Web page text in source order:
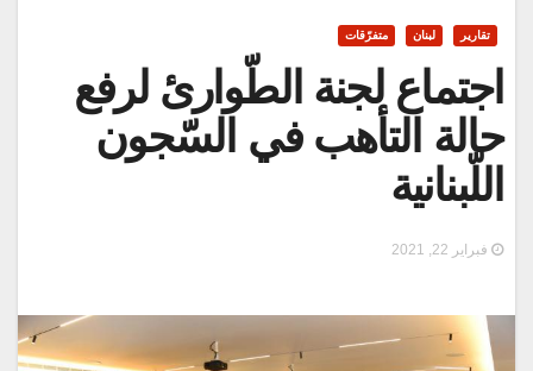
تقارير لبنان متفرّقات
اجتماع لجنة الطّوارئ لرفع
حالة التأهب في السّجون
اللّبنانية
فبراير 22, 2021